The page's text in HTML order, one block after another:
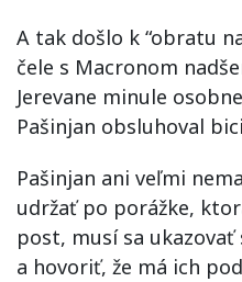
A tak došlo k “obratu
čele s Macronom
Jerevane minule
Pašinjan obsluhoval
Pašinjan ani veľmi
udržať po porážke,
post, musí sa
a hovoriť, že má ich